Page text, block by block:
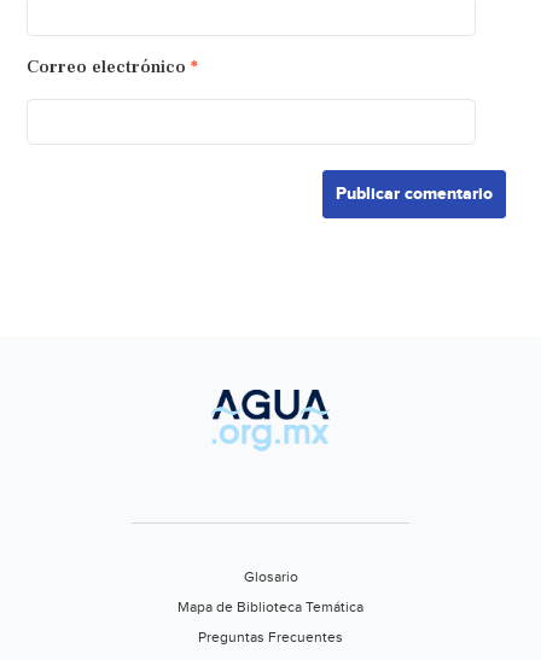
Correo electrónico *
Glosario
Mapa de Biblioteca Temática
Preguntas Frecuentes